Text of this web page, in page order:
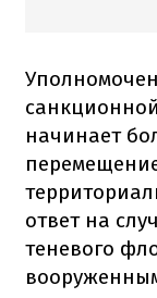
начинает
ответ на
теневого